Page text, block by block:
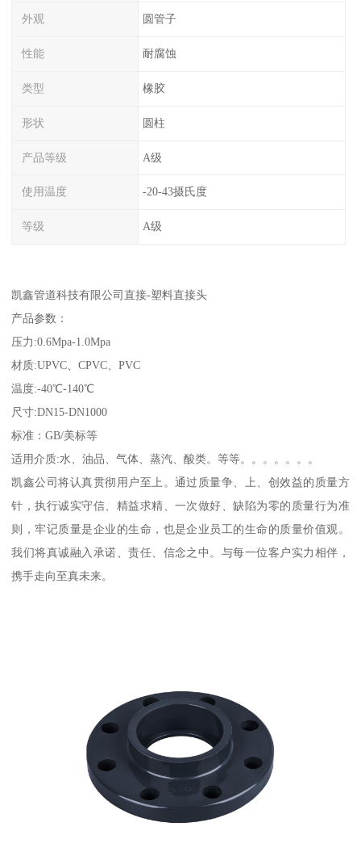
外观 圆管子
性能 耐腐蚀
类型 橡胶
形状 圆柱
产品等级 A级
使用温度 -20-43摄氏度
等级 A级
凯鑫管道科技有限公司直接-塑料直接头
产品参数：
压力:0.6Mpa-1.0Mpa
材质:UPVC、CPVC、PVC
温度:-40℃-140℃
尺寸:DN15-DN1000
标准：GB/美标等
适用介质:水、油品、气体、蒸汽、酸类。等等。。。。。。。
凯鑫公司将认真贯彻用户至上。通过质量争、上、创效益的质量方
针，执行诚实守信、精益求精、一次做好、缺陷为零的质量行为准
则，牢记质量是企业的生命，也是企业员工的生命的质量价值观。
我们将真诚融入承诺、责任、信念之中。与每一位客户实力相伴，
携手走向至真未来。